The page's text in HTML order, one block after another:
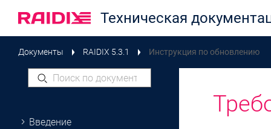
Техническая
Документы RAIDIX 5.3.1 Инструкция по обновлению
Jump to main content
Введение